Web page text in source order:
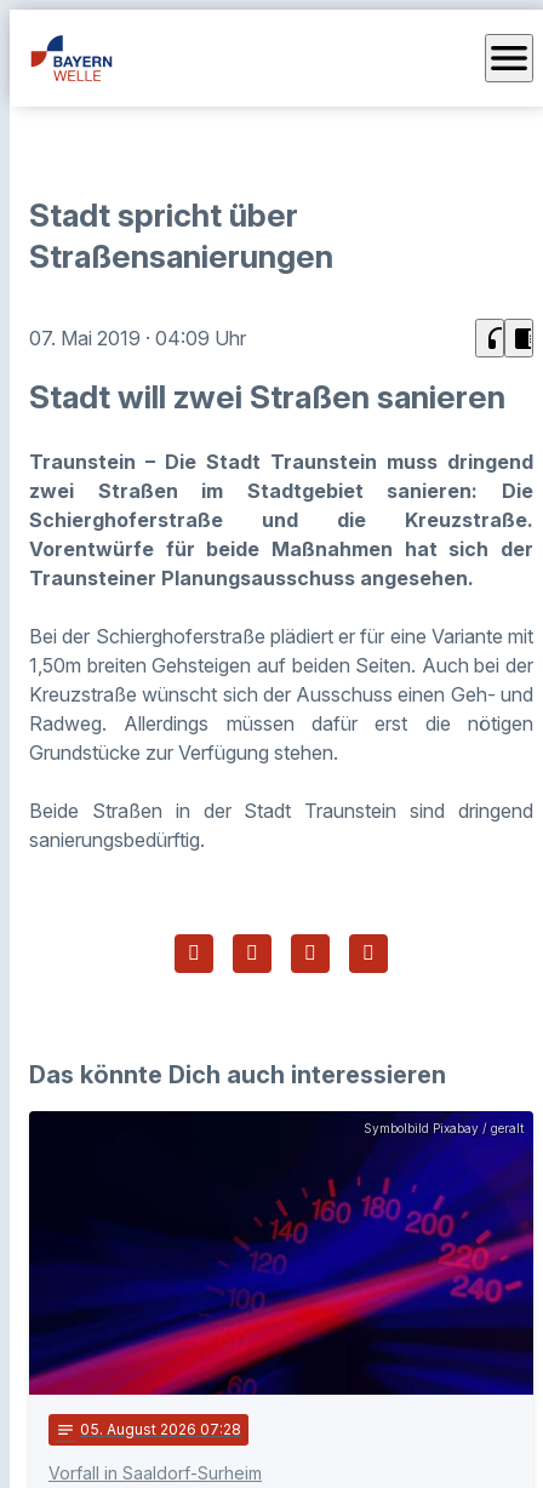
menu
Stadt spricht über
Straßensanierungen
07. Mai 2019 · 04:09 Uhr headphones chrome_reader_mode
Stadt will zwei Straßen sanieren
Traunstein – Die Stadt Traunstein muss dringend
zwei Straßen im Stadtgebiet sanieren: Die
Schierghoferstraße und die Kreuzstraße.
Vorentwürfe für beide Maßnahmen hat sich der
Traunsteiner Planungsausschuss angesehen.
Bei der Schierghoferstraße plädiert er für eine Variante mit
1,50m breiten Gehsteigen auf beiden Seiten. Auch bei der
Kreuzstraße wünscht sich der Ausschuss einen Geh- und
Radweg. Allerdings müssen dafür erst die nötigen
Grundstücke zur Verfügung stehen.
Beide Straßen in der Stadt Traunstein sind dringend
sanierungsbedürftig.
Das könnte Dich auch interessieren
Symbolbild Pixabay / geralt
notes 05. August 2026 07:28
Vorfall in Saaldorf-Surheim